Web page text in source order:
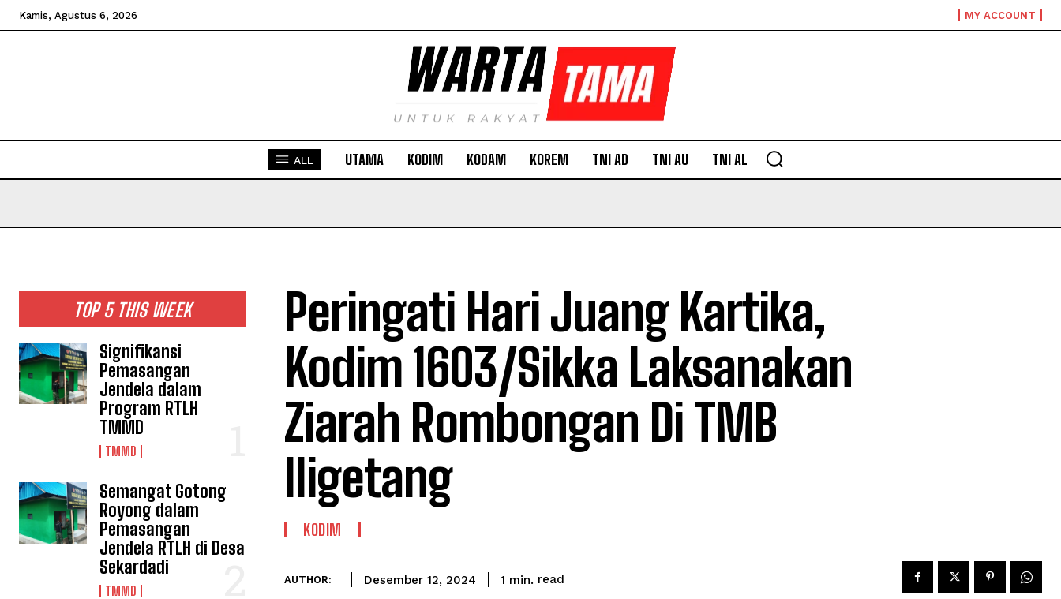
Kamis, Agustus 6, 2026 MY ACCOUNT
ALL UTAMA KODIM KODAM KOREM TNI AD TNI AU TNI AL
TOP 5 THIS WEEK
Signifikansi
Pemasangan
Jendela dalam
Program RTLH
TMMD
TMMD
Semangat Gotong
Royong dalam
Pemasangan
Jendela RTLH di Desa
Sekardadi
TMMD
Peringati Hari Juang Kartika,
Kodim 1603/Sikka Laksanakan
Ziarah Rombongan Di TMB
Iligetang
KODIM
AUTHOR: Desember 12, 2024 1 min. read